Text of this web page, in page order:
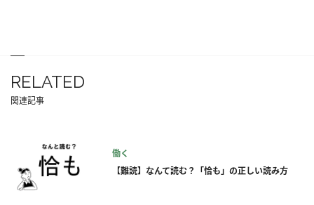
RELATED
関連記事
働く
【難読】なんて読む？「恰も」の正しい読み方